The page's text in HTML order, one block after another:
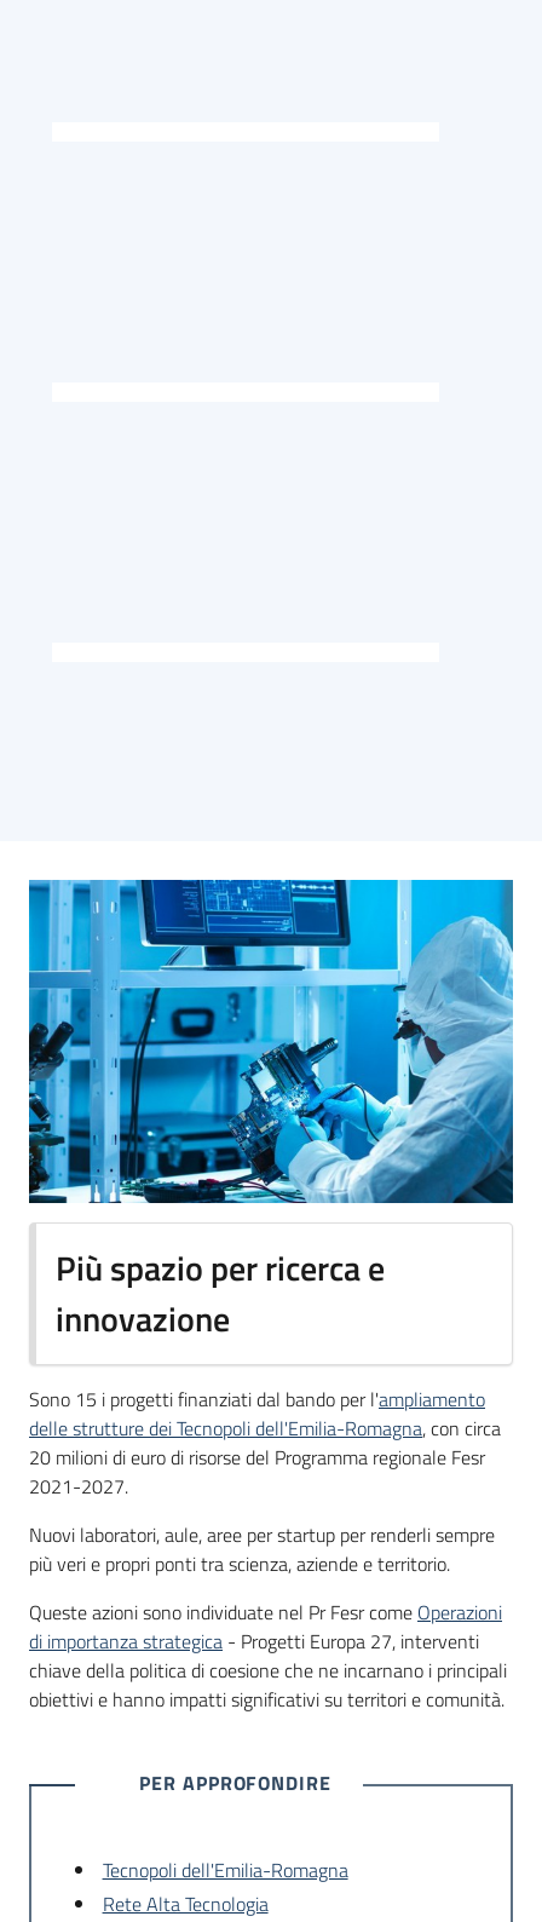
Più spazio per ricerca e
innovazione
Sono 15 i progetti finanziati dal bando per l'ampliamento
delle strutture dei Tecnopoli dell'Emilia-Romagna, con circa
20 milioni di euro di risorse del Programma regionale Fesr
2021-2027.
Nuovi laboratori, aule, aree per startup per renderli sempre
più veri e propri ponti tra scienza, aziende e territorio.
Queste azioni sono individuate nel Pr Fesr come Operazioni
di importanza strategica - Progetti Europa 27, interventi
chiave della politica di coesione che ne incarnano i principali
obiettivi e hanno impatti significativi su territori e comunità.
PER APPROFONDIRE
Tecnopoli dell'Emilia-Romagna
Rete Alta Tecnologia